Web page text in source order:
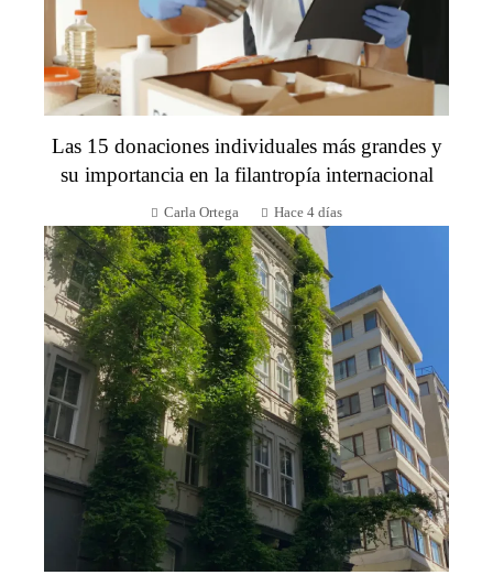
Las 15 donaciones individuales más grandes y
su importancia en la filantropía internacional
Carla Ortega Hace 4 días